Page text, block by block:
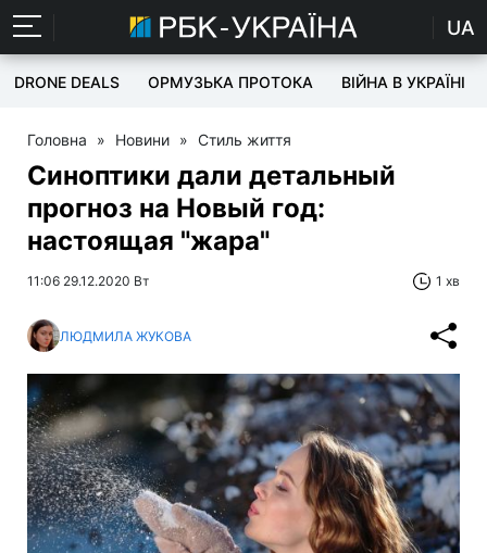
UA
DRONE DEALS ОРМУЗЬКА ПРОТОКА ВІЙНА В УКРАЇНІ
Головна » Новини » Стиль життя
Синоптики дали детальный
прогноз на Новый год:
настоящая "жара"
11:06 29.12.2020 Вт 1 хв
ЛЮДМИЛА ЖУКОВА